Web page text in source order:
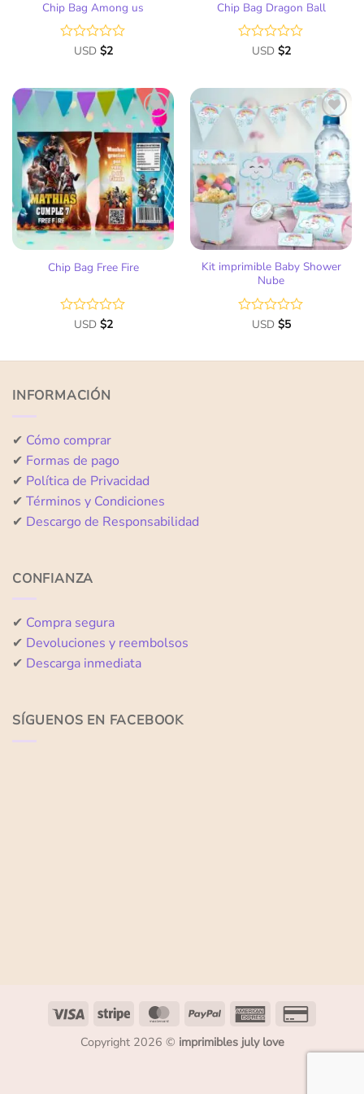
Chip Bag Among us
Valorado
de
USD $2
Chip Bag Dragon Ball
Valorado
de
5
USD $2
Añadir
a la
lista
de
deseos
Chip Bag Free Fire
Valorado
de
USD $2
Añadir
a la
lista
de
deseos
Kit imprimible Baby Shower
Nube
Valorado
de
USD $5
INFORMACIÓN
✔ Cómo comprar
✔ Formas de pago
✔ Política de Privacidad
✔ Términos y Condiciones
✔ Descargo de Responsabilidad
CONFIANZA
✔ Compra segura
✔ Devoluciones y reembolsos
✔ Descarga inmediata
SÍGUENOS EN FACEBOOK
Copyright 2026 © imprimibles july love